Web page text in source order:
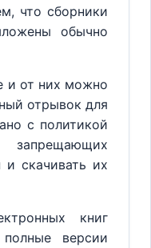
что сборники
обычно
и от них можно
отрывок для
с политикой
и скачивать их
книг
версии